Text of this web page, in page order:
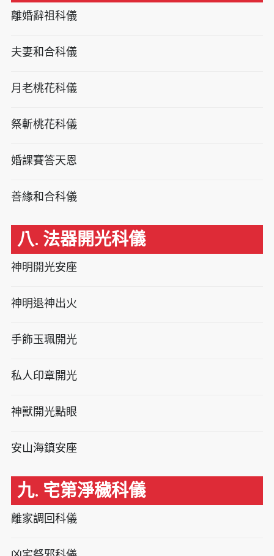
離婚辭祖科儀
夫妻和合科儀
月老桃花科儀
祭斬桃花科儀
婚課賽答天恩
善緣和合科儀
八. 法器開光科儀
神明開光安座
神明退神出火
手飾玉珮開光
私人印章開光
神獸開光點眼
安山海鎮安座
九. 宅第淨穢科儀
離家調回科儀